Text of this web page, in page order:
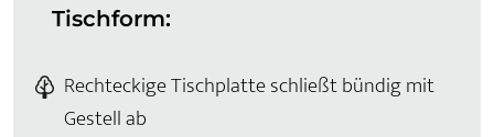
Tischform:
Rechteckige Tischplatte schließt bündig mit
Gestell ab